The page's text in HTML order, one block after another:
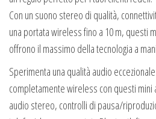
Con un suono stereo di qualità,
una portata wireless fino a 10 m, questi
offrono il massimo della tecnologia a
Sperimenta una qualità audio
completamente wireless con questi mini
audio stereo, controlli di pausa/